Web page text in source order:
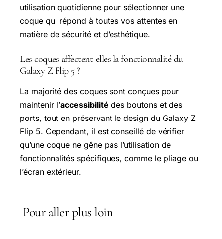
utilisation quotidienne pour sélectionner une
coque qui répond à toutes vos attentes en
matière de sécurité et d’esthétique.
Les coques affectent-elles la fonctionnalité du
Galaxy Z Flip 5 ?
La majorité des coques sont conçues pour
maintenir l’accessibilité des boutons et des
ports, tout en préservant le design du Galaxy Z
Flip 5. Cependant, il est conseillé de vérifier
qu’une coque ne gêne pas l’utilisation de
fonctionnalités spécifiques, comme le pliage ou
l’écran extérieur.
Pour aller plus loin